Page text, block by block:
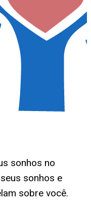
sonhos no
sonhos e
sobre você.